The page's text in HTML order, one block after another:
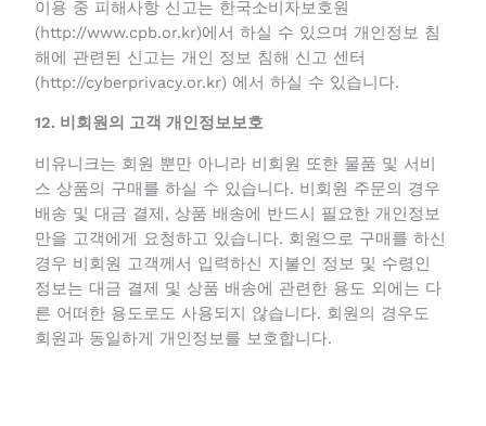
11. 소비자 불편신고 기관 안내
이용 중 피해사항 신고는 한국소비자보호원
(http://www.cpb.or.kr)에서 하실 수 있으며 개인정보
(http://cyberprivacy.or.kr) 에서 하실 수 있습니다.
12. 비회원의 고객 개인정보보호
비유니크는 회원 뿐만 아니라 비회원 또한 물품 및 서
비스 상품의 구매를 하실 수 있습니다. 비회원 주문의
경우 배송 및 대금 결제, 상품 배송에 반드시 필요한 개
인정보 만을 고객에게 요청하고 있습니다. 회원으로 구
매를 하신 경우 비회원 고객께서 입력하신 지불인 정보
및 수령인 정보는 대금 결제 및 상품 배송에 관련한 용